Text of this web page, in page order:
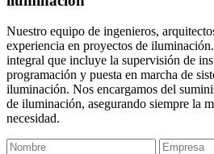
Nuestro equipo de ingenieros,
experiencia en proyectos de
integral que incluye la supervisión de
programación y puesta en marcha de
iluminación. Nos encargamos del
de iluminación, asegurando siempre la
necesidad.